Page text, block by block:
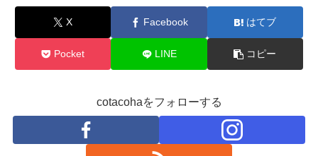
X Facebook はてブ
Pocket LINE コピー
cotacohaをフォローする